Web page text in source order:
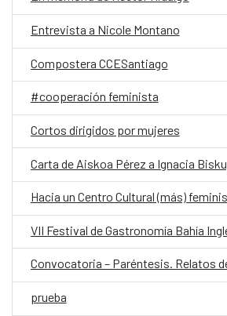
Entrevista a Nicole Montano
Compostera CCESantiago
#cooperación feminista
Cortos dirigidos por mujeres
Carta de Aiskoa Pérez a Ignacia
Hacia un Centro Cultural (más)
VII Festival de Gastronomía Bahía
prueba